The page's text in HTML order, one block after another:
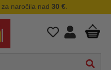
za naročila nad 30 €